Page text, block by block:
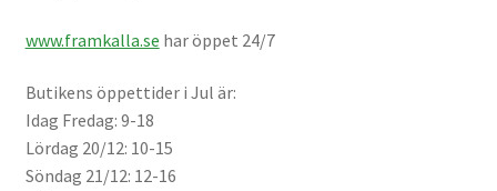
www.framkalla.se har öppet 24/7
Butikens öppettider i Jul är:
Idag Fredag: 9-18
Lördag 20/12: 10-15
Söndag 21/12: 12-16